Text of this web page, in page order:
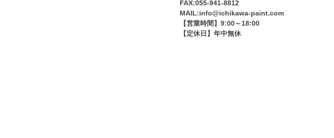
FAX:055-941-8812
MAIL:info@ichikawa-paint.com
【営業時間】9:00～18:00
【定休日】年中無休